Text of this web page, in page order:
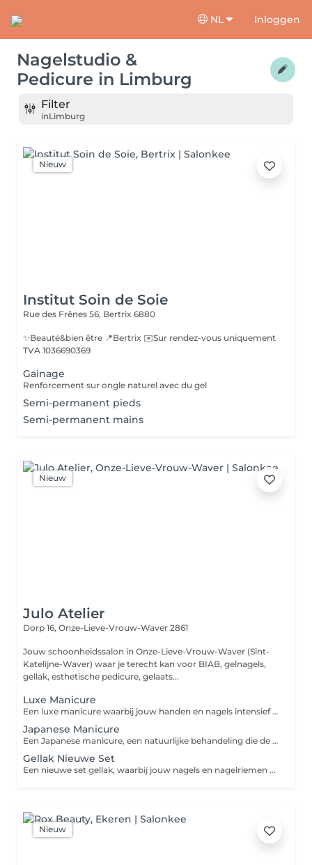
NL Inloggen
Nagelstudio &
Pedicure in Limburg
Filter
inLimburg
Nieuw
Institut Soin de Soie
Rue des Frênes 56, Bertrix 6880
✨Beauté&bien être 📍Bertrix ✉️Sur rendez-vous uniquement
TVA 1036690369
Gainage
Renforcement sur ongle naturel avec du gel
Semi-permanent pieds
Semi-permanent mains
Nieuw
Julo Atelier
Dorp 16, Onze-Lieve-Vrouw-Waver 2861
Jouw schoonheidssalon in Onze-Lieve-Vrouw-Waver (Sint-
Katelijne-Waver) waar je terecht kan voor BIAB, gelnagels,
gellak, esthetische pedicure, gelaats...
Luxe Manicure
Een luxe manicure waarbij jouw handen en nagels intensief worden verzorgd en verwend. Bij deze behandeling gaan we je nagels professioneel vijlen, je nagelriemen verzorgen en kan je genieten van een ontspannende handmassage. Indien gewenst kan je afsluiten met de extra optie van een voedend handmasker, ideaal voor de drogere huid.
Japanese Manicure
Een Japanese manicure, een natuurlijke behandeling die de eigen nagels versterkt en laat glanzen. Met voedende mineralen, vitaminen en bijenwas worden jouw nagels gepolijst voor een gezonde, sterke en natuurlijke glans. Indien gewenst kan je afsluiten met de extra optie van een voedend handmasker, ideaal voor de drogere huid.
Gellak Nieuwe Set
Een nieuwe set gellak, waarbij jouw nagels en nagelriemen eerst zorgvuldig worden voorbereid. Vervolgens wordt een hoogwaardige gellak in een kleur naar keuze aangebracht en uitgehard onder een uv- of ledlamp, voor een langdurig, glanzend en krasvrij resultaat. Gellak is enkel geschikt voor een stevige natuurlijke nagel. Heb jij broze nagels? Dan raden we eerder Biab of Harde gel aan. Indien gewenst kan je afsluiten met de extra optie van een voedend handmasker, ideaal voor de drogere huid. Let op: heb je momenteel een set nagels van een ander salon? Dan rekenen wij een supplement aan van €10.
Nieuw